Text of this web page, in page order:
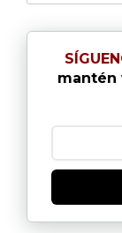
mantén